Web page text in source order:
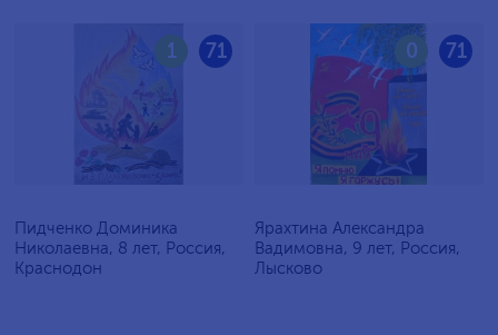
71
1
Пидченко Доминика
Николаевна, 8 лет, Россия,
Краснодон
71
0
Ярахтина Александра
Вадимовна, 9 лет, Россия,
Лысково